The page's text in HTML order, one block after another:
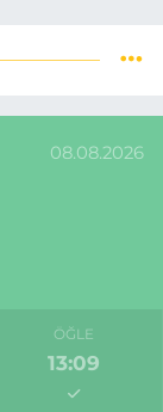
08.08.2026
ÖĞLE
13:09